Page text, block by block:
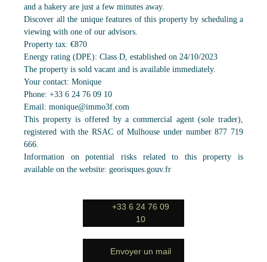
and a bakery are just a few minutes away.
Discover all the unique features of this property by scheduling a
viewing with one of our advisors.
Property tax: €870
Energy rating (DPE): Class D, established on 24/10/2023
The property is sold vacant and is available immediately.
Your contact: Monique
Phone: +33 6 24 76 09 10
Email: monique@immo3f.com
This property is offered by a commercial agent (sole trader),
registered with the RSAC of Mulhouse under number 877 719
666.
Information on potential risks related to this property is
available on the website: georisques.gouv.fr
+33 6 24 76 09
10
Envoyer un mail